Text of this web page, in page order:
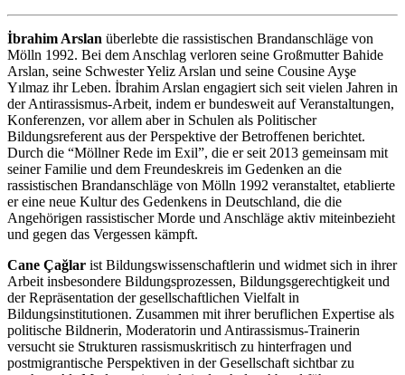
İbrahim Arslan überlebte die rassistischen Brandanschläge von
Mölln 1992. Bei dem Anschlag verloren seine Großmutter Bahide
Arslan, seine Schwester Yeliz Arslan und seine Cousine Ayşe
Yılmaz ihr Leben. İbrahim Arslan engagiert sich seit vielen Jahren in
der Antirassismus-Arbeit, indem er bundesweit auf Veranstaltungen,
Konferenzen, vor allem aber in Schulen als Politischer
Bildungsreferent aus der Perspektive der Betroffenen berichtet.
Durch die “Möllner Rede im Exil”, die er seit 2013 gemeinsam mit
seiner Familie und dem Freundeskreis im Gedenken an die
rassistischen Brandanschläge von Mölln 1992 veranstaltet, etablierte
er eine neue Kultur des Gedenkens in Deutschland, die die
Angehörigen rassistischer Morde und Anschläge aktiv miteinbezieht
und gegen das Vergessen kämpft.
Cane Çağlar ist Bildungswissenschaftlerin und widmet sich in ihrer
Arbeit insbesondere Bildungsprozessen, Bildungsgerechtigkeit und
der Repräsentation der gesellschaftlichen Vielfalt in
Bildungsinstitutionen. Zusammen mit ihrer beruflichen Expertise als
politische Bildnerin, Moderatorin und Antirassismus-Trainerin
versucht sie Strukturen rassismuskritisch zu hinterfragen und
postmigrantische Perspektiven in der Gesellschaft sichtbar zu